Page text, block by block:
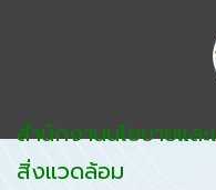
สำนักงานนโยบายแล
สิ่งแวดล้อม